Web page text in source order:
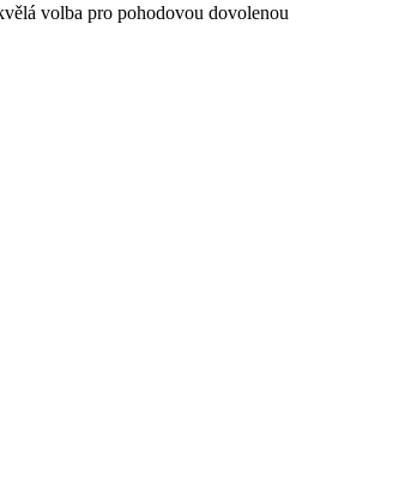
volba pro pohodovou dovolenou